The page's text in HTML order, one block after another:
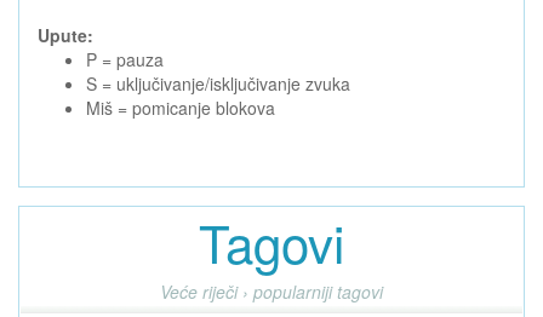
Upute:
P = pauza
S = uključivanje/isključivanje zvuka
Miš = pomicanje blokova
Tagovi
Veće riječi › popularniji tagovi